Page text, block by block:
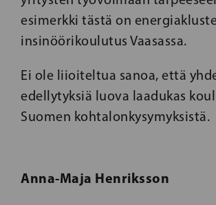
esimerkki tästä on
insinöörikoulutus Vaasassa.
Ei ole liioiteltua sanoa, että
edellytyksiä luova laadukas
Suomen kohtalonkysymyksistä.
Anna-Maja Henriksson